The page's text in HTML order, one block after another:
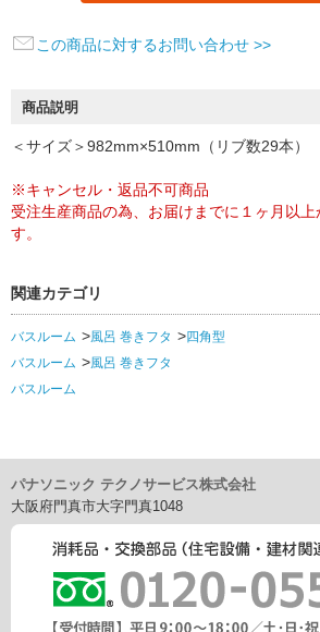
この商品に対するお問い合わせ >>
商品説明
＜サイズ＞982mm×510mm（リブ数29本）
※キャンセル・返品不可商品
受注生産商品の為、お届けまでに１ヶ月以上
す。
関連カテゴリ
バスルーム 風呂 巻きフタ
四角型
バスルーム
風呂 巻きフタ
バスルーム
パナソニック テクノサービス株式会社
大阪府門真市大字門真1048